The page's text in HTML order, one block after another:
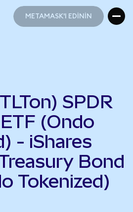
METAMASK'I EDİNİN
SPDR
(Ondo
- iShares
Bond
Tokenized)